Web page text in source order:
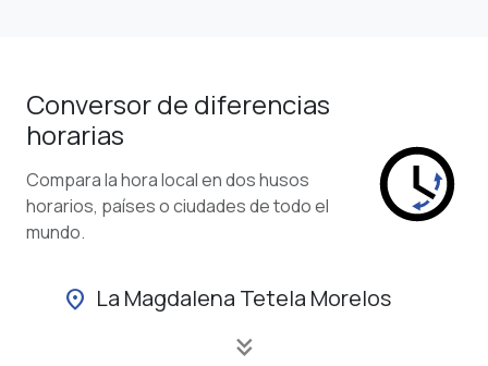
Conversor de diferencias
horarias
Compara la hora local en dos husos
horarios, países o ciudades de todo el
mundo.
location_on La Magdalena Tetela Morelos
keyboard_double_arrow_down